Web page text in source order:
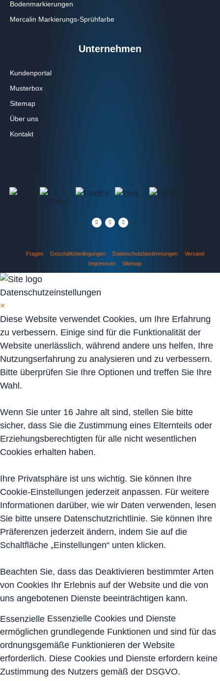
Bodenmarkierungen
Mercalin Markierungs-Sprühfarbe
Unternehmen
Kundenportal
Musterbox
Sitemap
Über uns
Kontakt
Fragen Geschäftsbedingungen Datenschutzbestimmungen
Versand
Impressum
Sitemap
Datenschutzeinstellungen
×
Diese Website verwendet Cookies, um Ihre Erfahrung
zu verbessern. Einige sind für die Funktionalität der
Website unerlässlich, während andere uns helfen, Ihre
Nutzungserfahrung zu analysieren und zu verbessern.
Bitte überprüfen Sie Ihre Optionen und treffen Sie Ihre
Wahl.
Wenn Sie unter 16 Jahre alt sind, stellen Sie bitte
sicher, dass Sie die Zustimmung eines Elternteils oder
Erziehungsberechtigten für alle nicht wesentlichen
Cookies erhalten haben.
Ihre Privatsphäre ist uns wichtig. Sie können Ihre
Cookie-Einstellungen jederzeit anpassen. Für weitere
Informationen darüber, wie wir Daten verwenden, lesen
Sie bitte unsere Datenschutzrichtlinie. Sie können Ihre
Präferenzen jederzeit ändern, indem Sie auf die
Schaltfläche „Einstellungen“ unten klicken.
Beachten Sie, dass das Deaktivieren bestimmter Arten
von Cookies Ihr Erlebnis auf der Website und die von
uns angebotenen Dienste beeinträchtigen kann.
Essenzielle Essenzielle Cookies und Dienste
ermöglichen grundlegende Funktionen und sind für das
ordnungsgemäße Funktionieren der Website
erforderlich. Diese Cookies und Dienste erfordern keine
Zustimmung des Nutzers gemäß der DSGVO.